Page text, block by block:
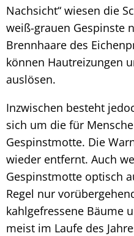
Nachsicht“ wiesen die
weiß-grauen Gespinste
Brennhaare des
können Hautreizungen
auslösen.
Inzwischen besteht
sich um die für
Gespinstmotte. Die
wieder entfernt. Auch
Gespinstmotte optisch
Regel nur
kahlgefressene Bäume
meist im Laufe des